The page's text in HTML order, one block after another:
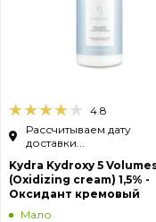
4.8
Рассчитываем дату
доставки...
Kydra Kydroxy 5
(Oxidizing cream) 1,5% -
Оксидант кремовый
Мало